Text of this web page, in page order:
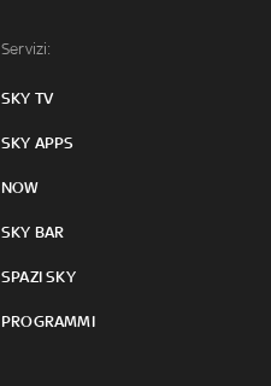
Servizi:
SKY TV
SKY APPS
NOW
SKY BAR
SPAZI SKY
PROGRAMMI